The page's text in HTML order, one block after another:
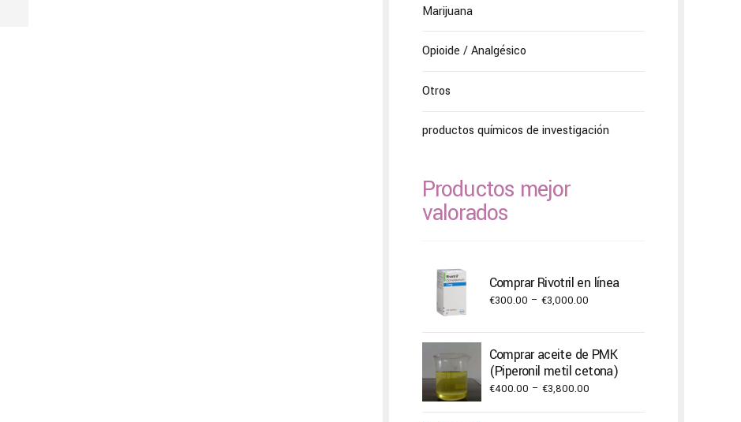
Marijuana
Opioide / Analgésico
Otros
productos químicos de investigación
Productos mejor
valorados
Comprar Rivotril en línea
€300.00 – €3,000.00Price
through
€3,000.00
Comprar aceite de PMK
(Piperonil metil cetona)
€400.00 – €3,800.00Price